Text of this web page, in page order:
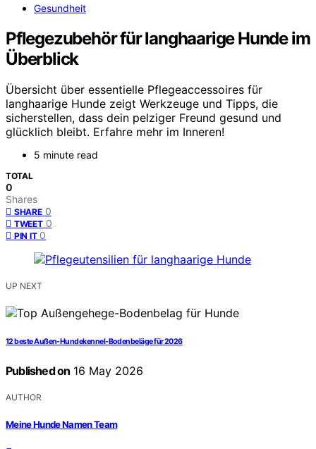
Gesundheit
Pflegezubehör für langhaarige Hunde im
Überblick
Übersicht über essentielle Pflegeaccessoires für
langhaarige Hunde zeigt Werkzeuge und Tipps, die
sicherstellen, dass dein pelziger Freund gesund und
glücklich bleibt. Erfahre mehr im Inneren!
5 minute read
TOTAL
0
Shares
SHARE 0
TWEET 0
PIN IT 0
UP NEXT
12 beste Außen-Hundekennel-Bodenbeläge für 2026
Published on 16 May 2026
AUTHOR
Meine Hunde Namen Team